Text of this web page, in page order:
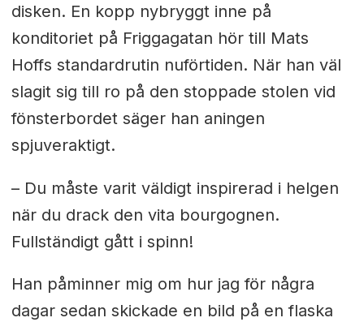
disken. En kopp nybryggt inne på
konditoriet på Friggagatan hör till Mats
Hoffs standardrutin nuförtiden. När han väl
slagit sig till ro på den stoppade stolen vid
fönsterbordet säger han aningen
spjuveraktigt.
– Du måste varit väldigt inspirerad i helgen
när du drack den vita bourgognen.
Fullständigt gått i spinn!
Han påminner mig om hur jag för några
dagar sedan skickade en bild på en flaska